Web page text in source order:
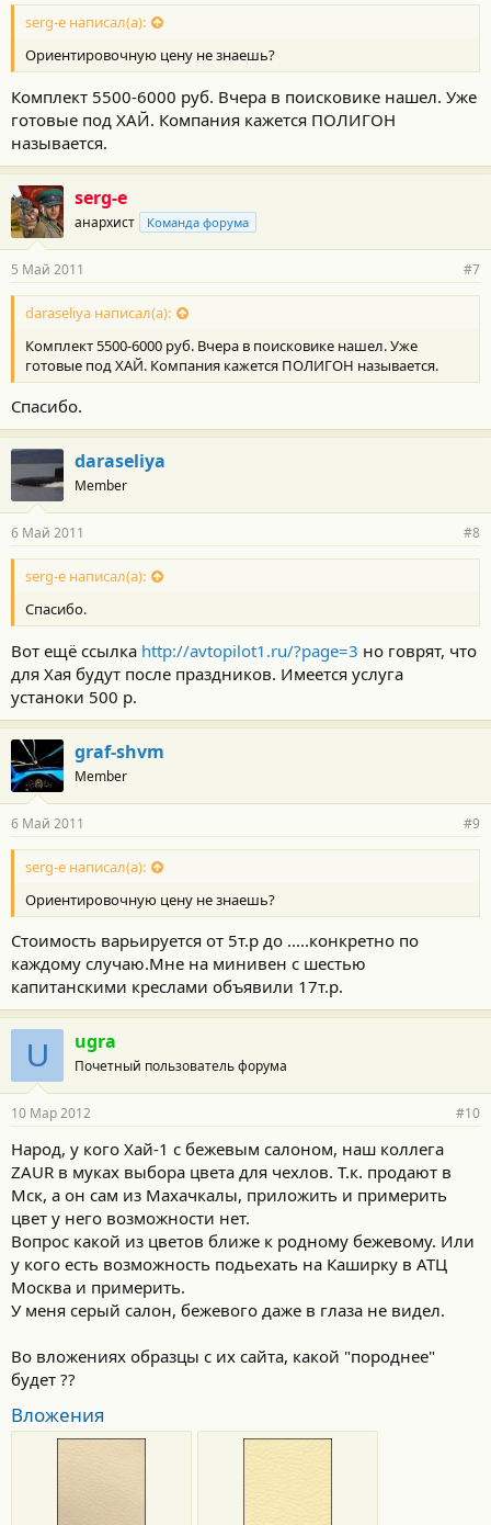
serg-e написал(а):
Ориентировочную цену не знаешь?
Комплект 5500-6000 руб. Вчера в поисковике нашел. Уже
готовые под ХАЙ. Компания кажется ПОЛИГОН
называется.
serg-e
анархист Команда форума
5 Май 2011 #7
daraseliya написал(а):
Комплект 5500-6000 руб. Вчера в поисковике нашел. Уже
готовые под ХАЙ. Компания кажется ПОЛИГОН называется.
Спасибо.
daraseliya
Member
6 Май 2011 #8
serg-e написал(а):
Спасибо.
Вот ещё ссылка http://avtopilot1.ru/?page=3 но говрят, что
для Хая будут после праздников. Имеется услуга
устаноки 500 р.
graf-shvm
Member
6 Май 2011 #9
serg-e написал(а):
Ориентировочную цену не знаешь?
Стоимость варьируется от 5т.р до .....конкретно по
каждому случаю.Мне на минивен с шестью
капитанскими креслами объявили 17т.р.
U ugra
Почетный пользователь форума
10 Мар 2012 #10
Народ, у кого Хай-1 с бежевым салоном, наш коллега
ZAUR в муках выбора цвета для чехлов. Т.к. продают в
Мск, а он сам из Махачкалы, приложить и примерить
цвет у него возможности нет.
Вопрос какой из цветов ближе к родному бежевому. Или
у кого есть возможность подьехать на Каширку в АТЦ
Москва и примерить.
У меня серый салон, бежевого даже в глаза не видел.
Во вложениях образцы с их сайта, какой "породнее"
будет ??
Вложения